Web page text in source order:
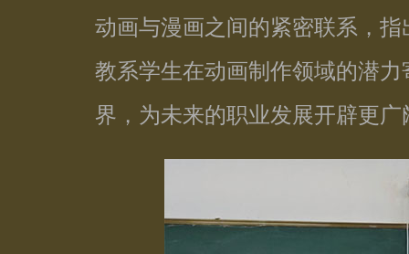
动画与漫画之间的紧密联系，
教系学生在动画制作领域的潜
界，为未来的职业发展开辟更广